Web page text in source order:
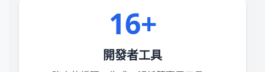
16+
開發者工具